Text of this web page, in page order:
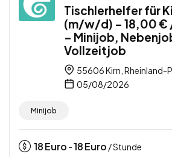
Tischlerhelfer für
(m/w/d) – 18,00 €
– Minijob,
Vollzeitjob
55606 Kirn, Rheinland-
05/08/2026
Minijob
18Euro -18Euro / Stunde